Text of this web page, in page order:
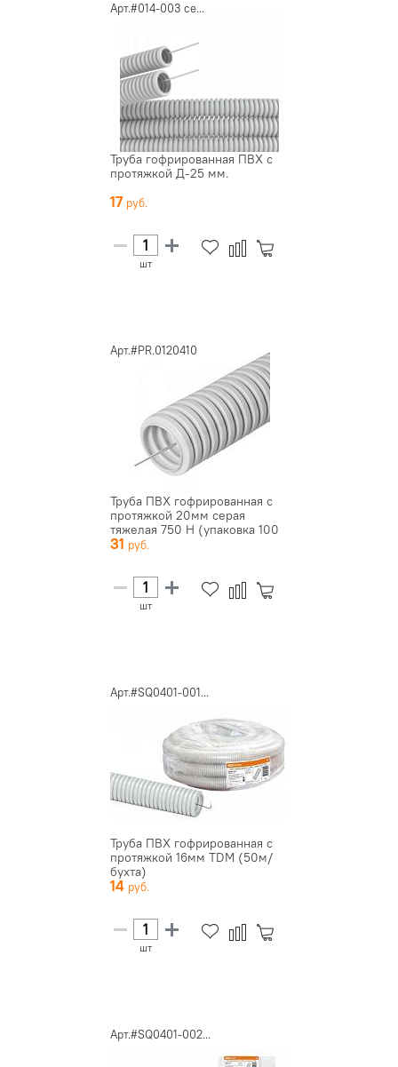
Арт.#014-003 се...
Труба гофрированная ПВХ с
протяжкой Д-25 мм.
17
шт
Арт.#PR.0120410
Труба ПВХ гофрированная с
протяжкой 20мм серая
тяжелая 750 Н (упаковка 100
...
31
шт
Арт.#SQ0401-001...
Труба ПВХ гофрированная с
протяжкой 16мм TDM (50м/
бухта)
14
шт
Арт.#SQ0401-002...